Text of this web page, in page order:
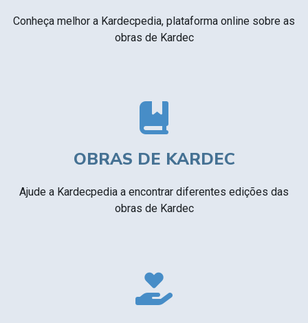
Conheça melhor a Kardecpedia, plataforma online sobre as
obras de Kardec
OBRAS DE KARDEC
Ajude a Kardecpedia a encontrar diferentes edições das
obras de Kardec